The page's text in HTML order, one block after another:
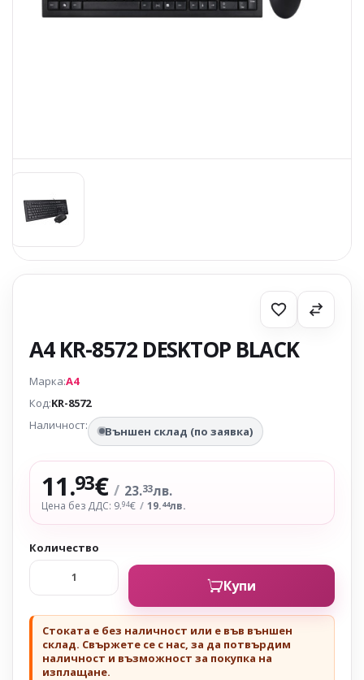
A4 KR-8572 DESKTOP BLACK
Марка:A4
Код:KR-8572
Наличност:
Външен склад (по заявка)
11.93€ / 23.33лв.
Цена без ДДС: 9.94€ / 19.44лв.
Количество
Купи
Стоката е без наличност или е във външен
склад. Свържете се с нас, за да потвърдим
наличност и възможност за покупка на
изплащане.